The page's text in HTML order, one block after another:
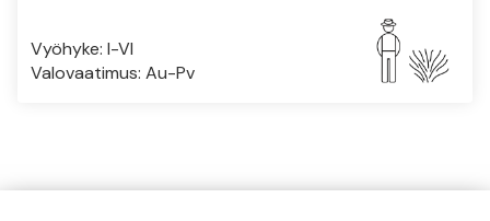
Vyöhyke: I-VI
Valovaatimus: Au-Pv